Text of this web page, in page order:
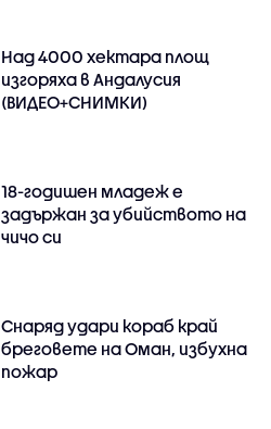
Над 4000 хектара площ
изгоряха в Андалусия
(ВИДЕО+СНИМКИ)
18-годишен младеж е
задържан за убийството на
чичо си
Снаряд удари кораб край
бреговете на Оман, избухна
пожар